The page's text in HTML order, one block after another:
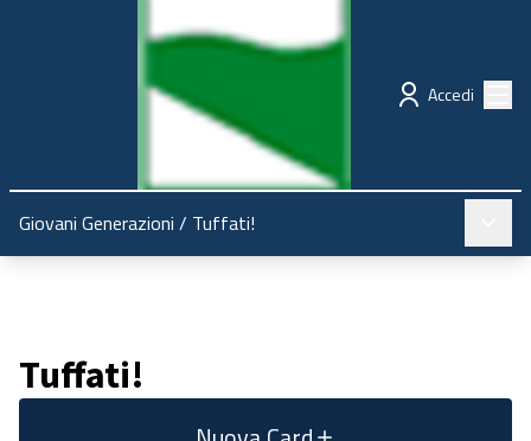
Regione Emilia-Romagna Partecipazione
Accedi
Giovani Generazioni / Tuffati!
Tuffati!